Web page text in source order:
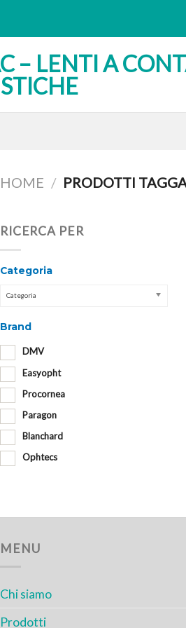
HOME / PRODOTTI
RICERCA PER
Categoria
Categoria
Brand
DMV
Easyopht
Procornea
Paragon
Blanchard
Ophtecs
MENU
Chi siamo
Prodotti